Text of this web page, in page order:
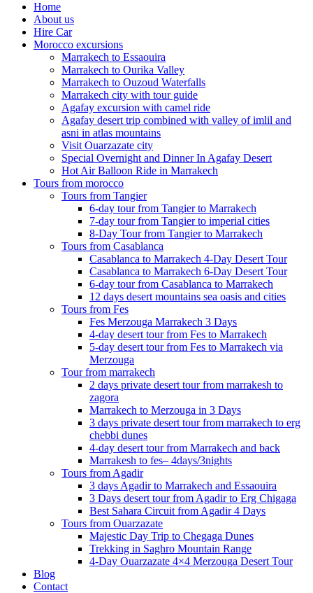
Home
About us
Hire Car
Morocco excursions
Marrakech to Essaouira
Marrakech to Ourika Valley
Marrakech to Ouzoud Waterfalls
Marrakech city with tour guide
Agafay excursion with camel ride
Agafay desert trip combined with valley of imlil and
asni in atlas mountains
Visit Ouarzazate city
Special Overnight and Dinner In Agafay Desert
Hot Air Balloon Ride in Marrakech
Tours from morocco
Tours from Tangier
6-day tour from Tangier to Marrakech
7-day tour from Tangier to imperial cities
8-Day Tour from Tangier to Marrakech
Tours from Casablanca
Casablanca to Marrakech 4-Day Desert Tour
Casablanca to Marrakech 6-Day Desert Tour
6-day tour from Casablanca to Marrakech
12 days desert mountains sea oasis and cities
Tours from Fes
Fes Merzouga Marrakech 3 Days
4-day desert tour from Fes to Marrakech
5-day desert tour from Fes to Marrakech via
Merzouga
Tour from marrakech
2 days private desert tour from marrakesh to
zagora
Marrakech to Merzouga in 3 Days
3 days private desert tour from marrakech to erg
chebbi dunes
4-day desert tour from Marrakech and back
Marrakesh to fes– 4days/3nights
Tours from Agadir
3 days Agadir to Marrakech and Essaouira
3 Days desert tour from Agadir to Erg Chigaga
Best Sahara Circuit from Agadir 4 Days
Tours from Ouarzazate
Majestic Day Trip to Chegaga Dunes
Trekking in Saghro Mountain Range
4-Day Ouarzazate 4×4 Merzouga Desert Tour
Blog
Contact